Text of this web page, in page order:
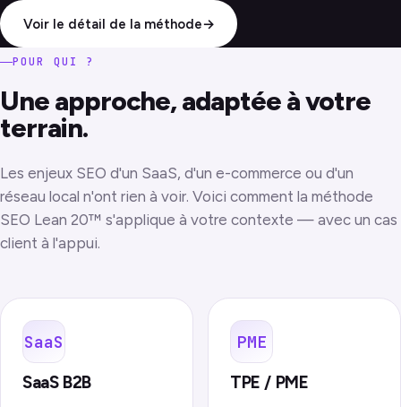
Voir le détail de la méthode→
POUR QUI ?
Une approche, adaptée à votre
terrain.
Les enjeux SEO d'un SaaS, d'un e-commerce ou d'un
réseau local n'ont rien à voir. Voici comment la méthode
SEO Lean 20™ s'applique à votre contexte — avec un cas
client à l'appui.
SaaS
SaaS B2B
PME
TPE / PME